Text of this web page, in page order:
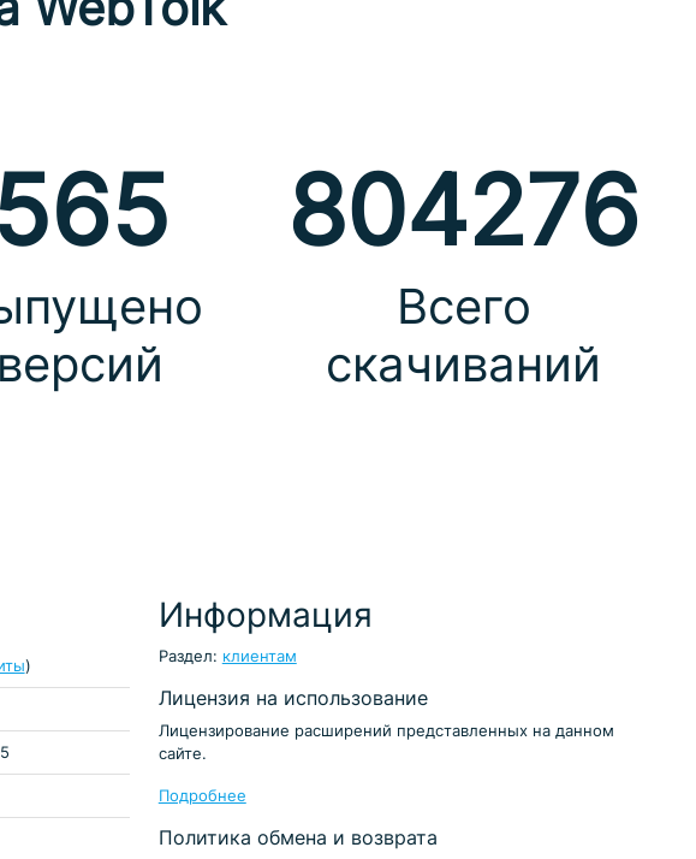
565
версий
804276
Всего
скачиваний
)
Информация
Раздел: клиентам
Лицензия на использование
Лицензирование расширений представленных на данном
сайте.
Подробнее
Политика обмена и возврата